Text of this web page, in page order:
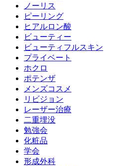
ノーリス
ピーリング
ヒアルロン酸
ビューティー
ビューティフルスキン
プライベート
ホクロ
ポテンザ
メンズコスメ
リビジョン
レーザー治療
二重埋没
勉強会
化粧品
学会
形成外科